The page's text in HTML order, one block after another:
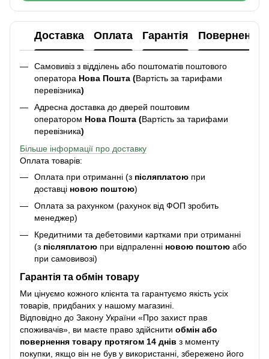
Доставка Оплата Гарантія Повернення
Самовивіз з відділень або поштоматів поштового
оператора Нова Пошта (Вартість за тарифами
перевізника)
Адресна доставка до дверей поштовим
оператором Нова Пошта (Вартість за тарифами
перевізника)
Більше інформації про доставку
Оплата товарів:
Оплата при отриманні (з післяплатою при
доставці новою поштою)
Оплата за рахунком (рахунок від ФОП зробить
менеджер)
Кредитними та дебетовими картками при отриманні
(з післяплатою при відпраленні новою поштою або
при самовивозі)
Гарантія та обмін товару
Ми цінуємо кожного клієнта та гарантуємо якість усіх
товарів, придбаних у нашому магазині.
Відповідно до Закону України «Про захист прав
споживачів», ви маєте право здійснити обмін або
повернення товару протягом 14 днів з моменту
покупки, якщо він не був у використанні, збережено його